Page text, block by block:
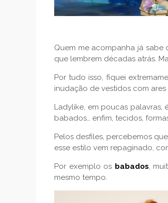
Quem me acompanha já sabe
que lembrem décadas atrás.
Por tudo isso, fiquei
inudação de vestidos com ares
Ladylike, em poucas palavras,
babados… enfim, tecidos,
Pelos desfiles, percebemos
esse estilo vem repaginado,
Por exemplo os babados,
mesmo tempo.